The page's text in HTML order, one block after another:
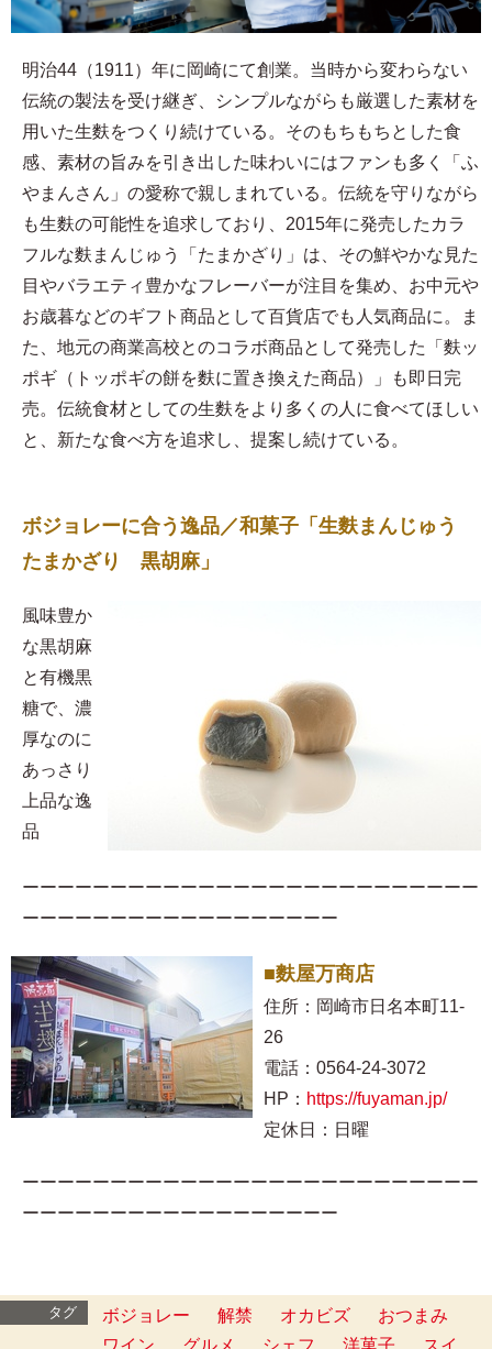
明治44（1911）年に岡崎にて創業。当時から変わらない
伝統の製法を受け継ぎ、シンプルながらも厳選した素材を
用いた生麩をつくり続けている。そのもちもちとした食
感、素材の旨みを引き出した味わいにはファンも多く「ふ
やまんさん」の愛称で親しまれている。伝統を守りながら
も生麩の可能性を追求しており、2015年に発売したカラ
フルな麩まんじゅう「たまかざり」は、その鮮やかな見た
目やバラエティ豊かなフレーバーが注目を集め、お中元や
お歳暮などのギフト商品として百貨店でも人気商品に。ま
た、地元の商業高校とのコラボ商品として発売した「麩ッ
ポギ（トッポギの餅を麩に置き換えた商品）」も即日完
売。伝統食材としての生麩をより多くの人に食べてほしい
と、新たな食べ方を追求し、提案し続けている。
ボジョレーに合う逸品／和菓子「生麩まんじゅう
たまかざり 黒胡麻」
風味豊か
な黒胡麻
と有機黒
糖で、濃
厚なのに
あっさり
上品な逸
品
ーーーーーーーーーーーーーーーーーーーーーーーーーー
ーーーーーーーーーーーーーーーーーー
■麩屋万商店
住所：岡崎市日名本町11-
26
電話：0564-24-3072
HP： https://fuyaman.jp/
定休日：日曜
ーーーーーーーーーーーーーーーーーーーーーーーーーー
ーーーーーーーーーーーーーーーーーー
タグ ボジョレー 解禁 オカビズ
おつまみ
ワイン
グルメ シェフ 洋菓子
スイ